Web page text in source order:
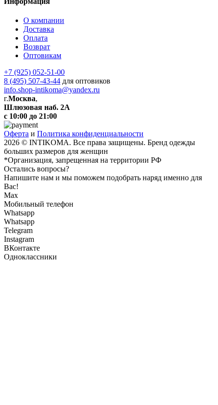
О компании
Доставка
Оплата
Возврат
Оптовикам
+7 (925) 052-51-00
8 (495) 507-43-44 для оптовиков
info.shop-intikoma@yandex.ru
г.Москва,
Шлюзовая наб. 2А
с 10:00 до 21:00
Оферта и Политика конфиденциальности
2026 © INTIKOMA. Все права защищены. Бренд одежды
больших размеров для женщин
*Организация, запрещенная на территории РФ
Остались вопросы?
Напишите нам и мы поможем подобрать наряд именно для
Вас!
Max
Мобильный телефон
Whatsapp
Whatsapp
Telegram
Instagram
ВКонтакте
Одноклассники